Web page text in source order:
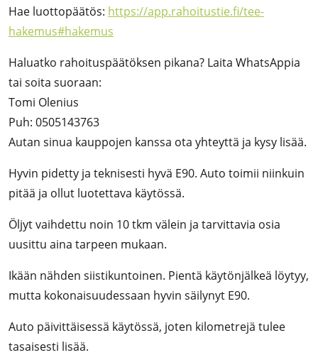
Hae luottopäätös: https://app.rahoitustie.fi/tee-
hakemus#hakemus
Haluatko rahoituspäätöksen pikana? Laita WhatsAppia
tai soita suoraan:
Tomi Olenius
Puh: 0505143763
Autan sinua kauppojen kanssa ota yhteyttä ja kysy lisää.
Hyvin pidetty ja teknisesti hyvä E90. Auto toimii niinkuin
pitää ja ollut luotettava käytössä.
Öljyt vaihdettu noin 10 tkm välein ja tarvittavia osia
uusittu aina tarpeen mukaan.
Ikään nähden siistikuntoinen. Pientä käytönjälkeä löytyy,
mutta kokonaisuudessaan hyvin säilynyt E90.
Auto päivittäisessä käytössä, joten kilometrejä tulee
tasaisesti lisää.